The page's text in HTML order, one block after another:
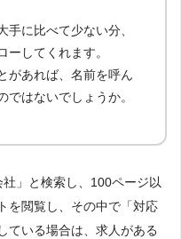
に比べて少ない分、
してくれます。
があれば、名前を呼ん
ではないでしょうか。
」と検索し、100ページ以
を閲覧し、その中で「対応
ている場合は、求人がある